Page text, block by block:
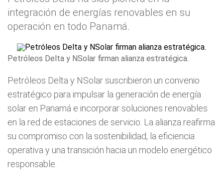
integración de energías renovables en su
operación en todo Panamá.
Petróleos Delta y NSolar firman alianza estratégica.
Petróleos Delta y NSolar suscribieron un convenio
estratégico para impulsar la generación de energía
solar en Panamá e incorporar soluciones renovables
en la red de estaciones de servicio. La alianza reafirma
su compromiso con la sostenibilidad, la eficiencia
operativa y una transición hacia un modelo energético
responsable.